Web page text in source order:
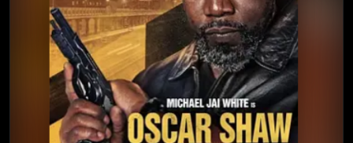
夸克网盘